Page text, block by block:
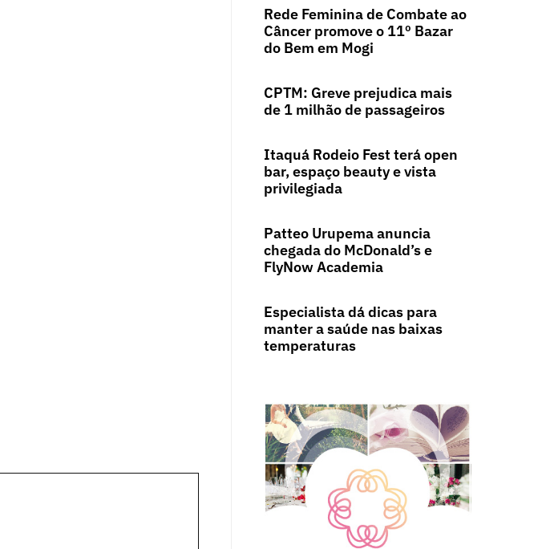
Rede Feminina de Combate ao
Câncer promove o 11º Bazar
do Bem em Mogi
CPTM: Greve prejudica mais
de 1 milhão de passageiros
Itaquá Rodeio Fest terá open
bar, espaço beauty e vista
privilegiada
Patteo Urupema anuncia
chegada do McDonald’s e
FlyNow Academia
Especialista dá dicas para
manter a saúde nas baixas
temperaturas